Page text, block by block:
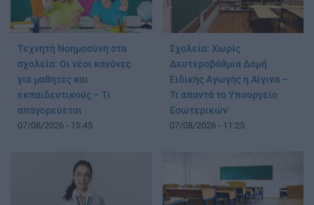
Τεχνητή Νοημοσύνη στα
σχολεία: Οι νέοι κανόνες
για μαθητές και
εκπαιδευτικούς – Τι
απαγορεύεται
07/08/2026 - 15:45
Σχολεία: Χωρίς
Δευτεροβάθμια Δομή
Ειδικής Αγωγής η Αίγινα –
Τι απαντά το Υπουργείο
Εσωτερικών
07/08/2026 - 11:25